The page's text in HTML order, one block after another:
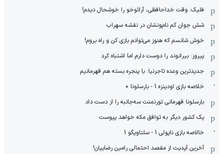
فلیک: وقت خداحافظی، آرائوخو را خوشحال دیدم!
شش جوان کم نام‌و‌نشان در نقشه سهراب
خوش شانسم که هنوز می‌توانم بازی کن و راه بروم!
پیروز: بیرانوند را دوست دارم اما اشتباه کرد
جدیدترین وعده تاجرنیا: با پنجره بسته هم قهرمانیم
خلاصه بازی اودینزه 1 - بارسلونا 0
بارسلونا قهرمانی تورنمنت سه‌جانبه را از دست داد
یک کشور دیگر به توافق مکه خواهد پیوست
خالاصه بازی ناپولی 1 - سلتاویگو 1
آخرین آپدیت از مقصد احتمالی رامین رضاییان!